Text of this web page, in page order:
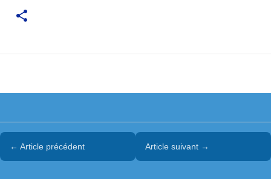
← Article précédent Article suivant →